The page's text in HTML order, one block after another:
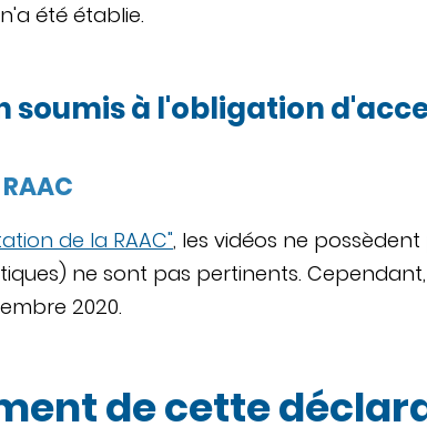
été établie.
soumis à l'obligation
de la RAAC", les vidéos ne
ne sont pas pertinents.
2020.
de cette